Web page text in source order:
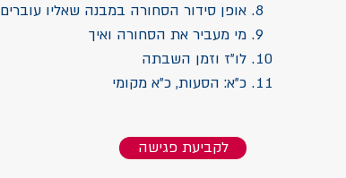
אופן סידור הסחורה במבנה שאליו עוברים
מי מעביר את הסחורה ואיך
לו"ז וזמן השבתה
כ"א: הסעות, כ"א מקומי
לקביעת פגישה